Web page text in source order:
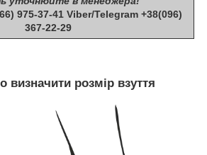
975-37-41 Viber/Telegram +38(096)
367-22-29
визначити розмір взуття